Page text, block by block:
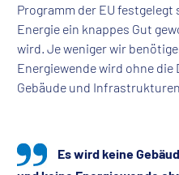
Programm der EU
Energie ein knappes Gut
wird. Je weniger wir
Energiewende wird ohne
Gebäude und
Es wird keine